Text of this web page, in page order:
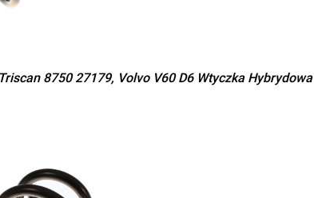
8750 27179, Volvo V60 D6 Wtyczka Hybrydowa